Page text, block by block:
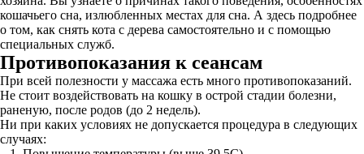
кошачьего сна, излюбленных местах для сна. А здесь подробнее
о том, как снять кота с дерева самостоятельно и с помощью
специальных служб.
Противопоказания к сеансам
При всей полезности у массажа есть много противопоказаний.
Не стоит воздействовать на кошку в острой стадии болезни,
раненую, после родов (до 2 недель).
Ни при каких условиях не допускается процедура в следующих
случаях: